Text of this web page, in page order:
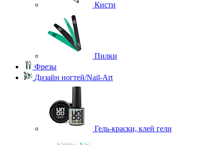
Кисти
Пилки
Фрезы
Дизайн ногтей/Nail-Art
Гель-краски, клей гели